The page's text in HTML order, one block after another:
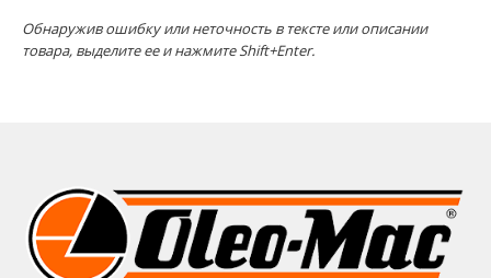
Обнаружив ошибку или неточность в тексте или описании
товара, выделите ее и нажмите Shift+Enter.